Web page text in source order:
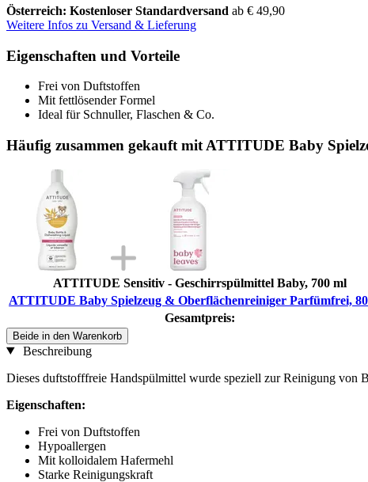
Österreich: Kostenloser Standardversand ab € 49,90
Weitere Infos zu Versand & Lieferung
Eigenschaften und Vorteile
Frei von Duftstoffen
Mit fettlösender Formel
Ideal für Schnuller, Flaschen & Co.
Häufig zusammen gekauft mit ATTITUDE Baby
ATTITUDE Sensitiv - Geschirrspülmittel Baby, 700 ml
ATTITUDE Baby Spielzeug & Oberflächenreiniger Parfümfrei,
Gesamtpreis:
Beide in den Warenkorb
Beschreibung
Dieses duftstofffreie Handspülmittel wurde speziell zur Reinigung von
Eigenschaften:
Frei von Duftstoffen
Hypoallergen
Mit kolloidalem Hafermehl
Starke Reinigungskraft